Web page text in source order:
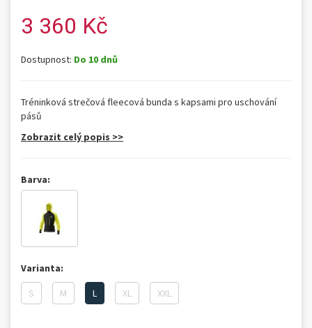
3 360 Kč
Dostupnost: Do 10 dnů
Tréninková strečová fleecová bunda s kapsami pro uschování
pásů
Zobrazit celý popis >>
Barva:
Varianta:
S
M L XL XXL